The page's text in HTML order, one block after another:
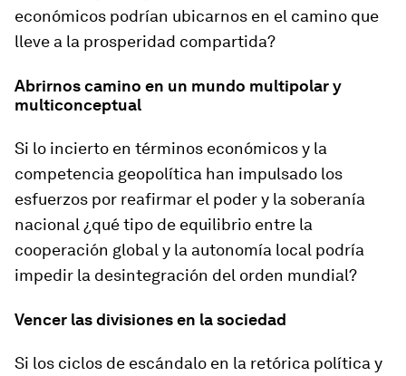
económicos podrían ubicarnos en el camino que
lleve a la prosperidad compartida?
Abrirnos camino en un mundo multipolar y
multiconceptual
Si lo incierto en términos económicos y la
competencia geopolítica han impulsado los
esfuerzos por reafirmar el poder y la soberanía
nacional ¿qué tipo de equilibrio entre la
cooperación global y la autonomía local podría
impedir la desintegración del orden mundial?
Vencer las divisiones en la sociedad
Si los ciclos de escándalo en la retórica política y